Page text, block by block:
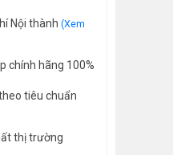
Nội thành (Xem
chính hãng 100%
tiêu chuẩn
thị trường